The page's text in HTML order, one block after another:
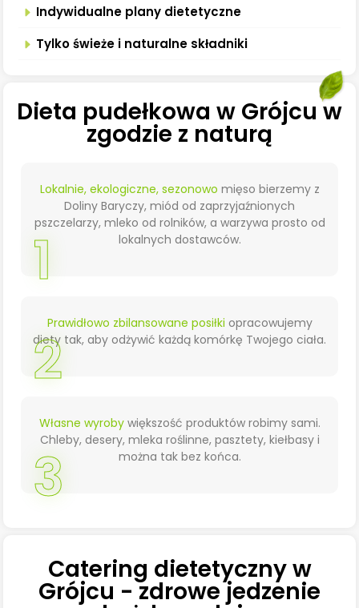
Indywidualne plany dietetyczne
Tylko świeże i naturalne składniki
Dieta pudełkowa w Grójcu w
zgodzie z naturą
Lokalnie, ekologiczne, sezonowo mięso bierzemy z
Doliny Baryczy, miód od zaprzyjaźnionych
pszczelarzy, mleko od rolników, a warzywa prosto od
lokalnych dostawców.
1
Prawidłowo zbilansowane posiłki opracowujemy
diety tak, aby odżywić każdą komórkę Twojego ciała.
2
Własne wyrobywiększość produktów robimy sami.
Chleby, desery, mleka roślinne, pasztety, kiełbasy i
można tak bez końca.
3
Catering dietetyczny w
Grójcu - zdrowe jedzenie